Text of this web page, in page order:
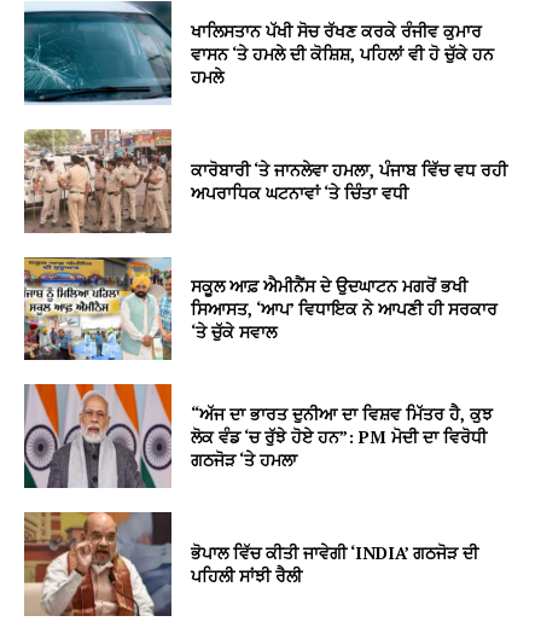
ਖਾਲਿਸਤਾਨ ਪੱਖੀ ਸੋਚ ਰੱਖਣ ਕਰਕੇ ਰੰਜੀਵ ਕੁਮਾਰ
ਵਾਸਨ ‘ਤੇ ਹਮਲੇ ਦੀ ਕੋਸ਼ਿਸ਼, ਪਹਿਲਾਂ ਵੀ ਹੋ ਚੁੱਕੇ ਹਨ
ਹਮਲੇ
ਕਾਰੋਬਾਰੀ ‘ਤੇ ਜਾਨਲੇਵਾ ਹਮਲਾ, ਪੰਜਾਬ ਵਿੱਚ ਵਧ ਰਹੀ
ਅਪਰਾਧਿਕ ਘਟਨਾਵਾਂ ‘ਤੇ ਚਿੰਤਾ ਵਧੀ
ਸਕੂਲ ਆਫ਼ ਐਮੀਨੈਂਸ ਦੇ ਉਦਘਾਟਨ ਮਗਰੋਂ ਭਖੀ
ਸਿਆਸਤ, ‘ਆਪ’ ਵਿਧਾਇਕ ਨੇ ਆਪਣੀ ਹੀ ਸਰਕਾਰ
‘ਤੇ ਚੁੱਕੇ ਸਵਾਲ
“ਅੱਜ ਦਾ ਭਾਰਤ ਦੁਨੀਆ ਦਾ ਵਿਸ਼ਵ ਮਿੱਤਰ ਹੈ, ਕੁਝ
ਲੋਕ ਵੰਡ ‘ਚ ਰੁੱਝੇ ਹੋਏ ਹਨ”: PM ਮੋਦੀ ਦਾ ਵਿਰੋਧੀ
ਗਠਜੋੜ ‘ਤੇ ਹਮਲਾ
ਭੋਪਾਲ ਵਿੱਚ ਕੀਤੀ ਜਾਵੇਗੀ ‘INDIA’ ਗਠਜੋੜ ਦੀ
ਪਹਿਲੀ ਸਾਂਝੀ ਰੈਲੀ